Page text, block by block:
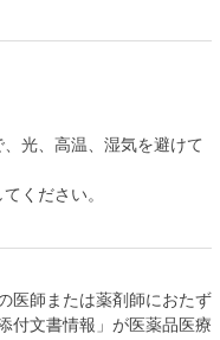
光、高温、湿気を避けて
ください。
医師または薬剤師におたず
付文書情報」が医薬品医療